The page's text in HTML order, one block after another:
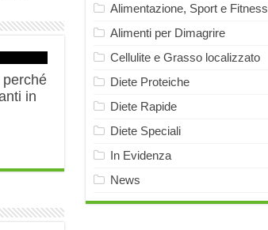
in
Alimentazione, Sport e Fitness
Alimenti per Dimagrire
Cellulite e Grasso localizzato
Diete Proteiche
Diete Rapide
Diete Speciali
In Evidenza
News